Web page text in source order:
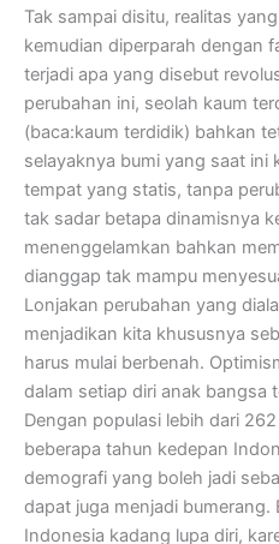
Tak sampai disitu, realitas
kemudian diperparah dengan
terjadi apa yang disebut
perubahan ini, seolah kaum
(baca:kaum terdidik) bahkan
selayaknya bumi yang saat ini
tempat yang statis, tanpa
tak sadar betapa dinamisnya
menenggelamkan bahkan
dianggap tak mampu
Lonjakan perubahan yang
menjadikan kita khususnya
harus mulai berbenah.
dalam setiap diri anak bangsa
Dengan populasi lebih dari
beberapa tahun kedepan
demografi yang boleh jadi
dapat juga menjadi bumerang.
Indonesia kadang lupa diri,